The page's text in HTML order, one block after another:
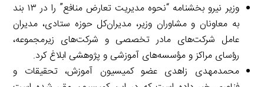
وزیر نیرو بخشنامه “نحوه مدیریت تعارض منافع” را در ۱۳ بند
به معاونان و مشاوران وزیر، مدیران‌کل حوزه ستادی، مدیران
عامل شرکت‌های مادر تخصصی و شرکت‌های زیرمجموعه،
رؤسای مراکز و مؤسسه‌های آموزشی و پژوهشی ابلاغ کرد.
محمدمهدی زاهدی عضو کمیسیون آموزش، تحقیقات و